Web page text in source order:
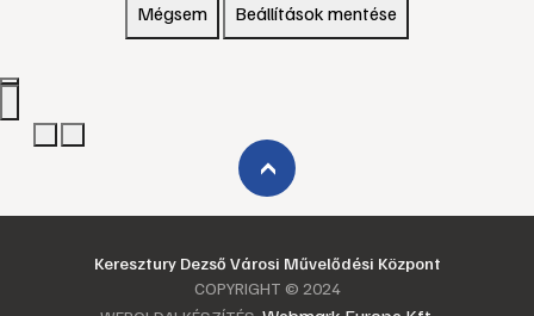
Mégsem Beállítások mentése
›
Keresztury Dezső Városi Művelődési Központ
COPYRIGHT © 2024